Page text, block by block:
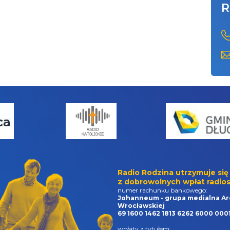
Radio Rodzina utrzymuje się
z dobrowolnych wpłat
numer rachunku bankowego:
Johanneum - grupa medialna
Wrocławskiej
69 1600 1462 1813 6262 6000